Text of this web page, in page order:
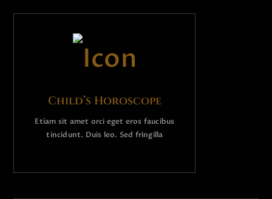
Child’s Horoscope
Etiam sit amet orci eget eros faucibus
tincidunt. Duis leo. Sed fringilla